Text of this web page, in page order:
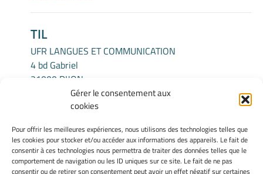
Gérer le consentement aux
cookies
Pour offrir les meilleures expériences, nous utilisons des technologies telles que
les cookies pour stocker et/ou accéder aux informations des appareils. Le fait de
consentir à ces technologies nous permettra de traiter des données telles que le
comportement de navigation ou les ID uniques sur ce site. Le fait de ne pas
consentir ou de retirer son consentement peut avoir un effet négatif sur certaines
TIL
UFR LANGUES ET COMMUNICATION
4 bd Gabriel
21000 DIJON
Mentions légales
Gérer mes cookies
Politique de cookies